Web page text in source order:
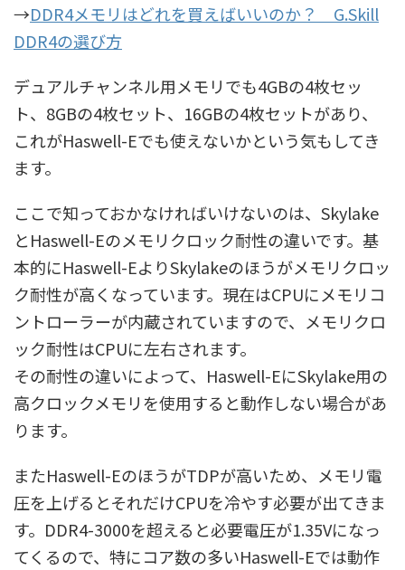
→DDR4メモリはどれを買えばいいのか？ G.Skill
DDR4の選び方
デュアルチャンネル用メモリでも4GBの4枚セッ
ト、8GBの4枚セット、16GBの4枚セットがあり、
これがHaswell-Eでも使えないかという気もしてき
ます。
ここで知っておかなければいけないのは、Skylake
とHaswell-Eのメモリクロック耐性の違いです。基
本的にHaswell-EよりSkylakeのほうがメモリクロッ
ク耐性が高くなっています。現在はCPUにメモリコ
ントローラーが内蔵されていますので、メモリクロ
ック耐性はCPUに左右されます。
その耐性の違いによって、Haswell-EにSkylake用の
高クロックメモリを使用すると動作しない場合があ
ります。
またHaswell-EのほうがTDPが高いため、メモリ電
圧を上げるとそれだけCPUを冷やす必要が出てきま
す。DDR4-3000を超えると必要電圧が1.35Vになっ
てくるので、特にコア数の多いHaswell-Eでは動作